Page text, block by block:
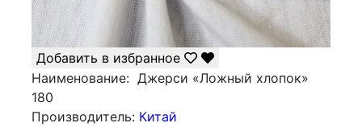
Добавить в избранное
Наименование: Джерси «Ложный хлопок»
180
Производитель: Китай